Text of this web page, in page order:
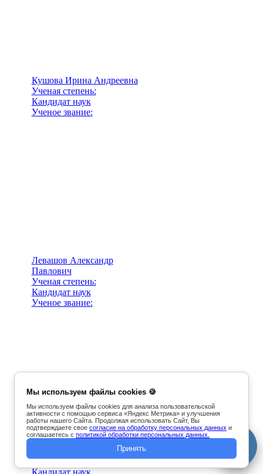
Кушова Ирина Андреевна
Ученая степень:
Кандидат наук
Ученое звание:
Левашов Александр
Павлович
Ученая степень:
Кандидат наук
Ученое звание:
Ливанова Анна
Ученая степень:
Кандидат наук
Мы используем файлы cookies 🍪
Мы используем файлы cookies для анализа пользовательской
активности с помощью сервиса «Яндекс Метрика» и улучшения
работы нашего Сайта. Продолжая использовать Сайт, Вы
подтверждаете свое согласие на обработку персональных данных и
соглашаетесь с политикой обработки персональных данных.
Принять